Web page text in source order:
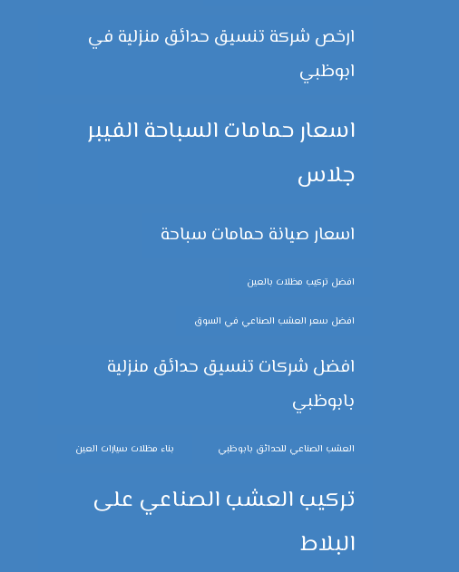
ارخص شركة تنسيق حدائق منزلية في
ابوظبي
اسعار حمامات السباحة الفيبر
جلاس
اسعار صيانة حمامات سباحة
افضل تركيب مظلات بالعين
افضل سعر العشب الصناعي في السوق
افضل شركات تنسيق حدائق منزلية
بابوظبي
العشب الصناعي للحدائق بابوظبي بناء مظلات سيارات العين
تركيب العشب الصناعي على
البلاط